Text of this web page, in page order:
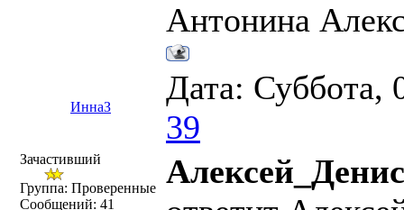
Антонина
ИннаЗ
Дата: Суббота,
39
Зачастивший
Группа: Проверенные
Сообщений: 41